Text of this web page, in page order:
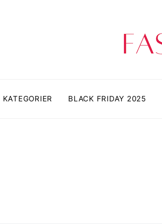
KATEGORIER BLACK FRIDAY 2025